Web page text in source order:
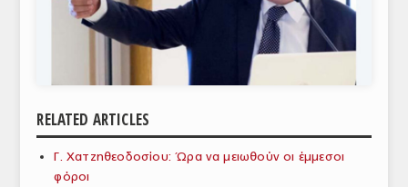
ΣΦΑΓΕΙΑ
RELATED ARTICLES
Γ. Χατζηθεοδοσίου: Ώρα να μειωθούν οι έμμεσοι
φόροι